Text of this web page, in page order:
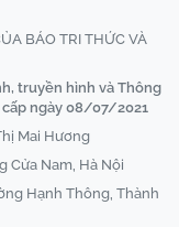
BÁO TRI THỨC VÀ
truyền hình và Thông
ngày 08/07/2021
Mai Hương
Cửa Nam, Hà Nội
Hạnh Thông, Thành